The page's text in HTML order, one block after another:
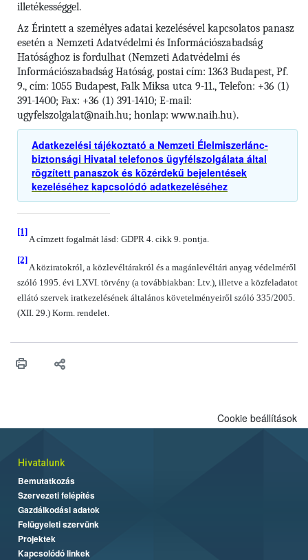
illetékességgel.
Az Érintett a személyes adatai kezelésével kapcsolatos panasz
esetén a Nemzeti Adatvédelmi és Információszabadság
Hatósághoz is fordulhat (Nemzeti Adatvédelmi és
Információszabadság Hatóság, postai cím: 1363 Budapest, Pf.
9., cím: 1055 Budapest, Falk Miksa utca 9-11., Telefon: +36 (1)
391-1400; Fax: +36 (1) 391-1410; E-mail:
ugyfelszolgalat@naih.hu; honlap: www.naih.hu).
Adatkezelési tájékoztató a Nemzeti Élelmiszerlánc-
biztonsági Hivatal telefonos ügyfélszolgálata által
rögzített panaszok és közérdekű bejelentések
kezeléséhez kapcsolódó adatkezeléséhez
[1]
A címzett fogalmát lásd: GDPR 4. cikk 9. pontja.
[2]
A köziratokról, a közlevéltárakról és a magánlevéltári anyag védelméről
szóló 1995. évi LXVI. törvény (a továbbiakban: Ltv.), illetve a közfeladatot
ellátó szervek iratkezelésének általános követelményeiről szóló 335/2005.
(XII. 29.) Korm. rendelet.
Cookie beállítások
Hivatalunk
Bemutatkozás
Szervezeti felépítés
Gazdálkodási adatok
Felügyeleti szervünk
Projektek
Kapcsolódó linkek